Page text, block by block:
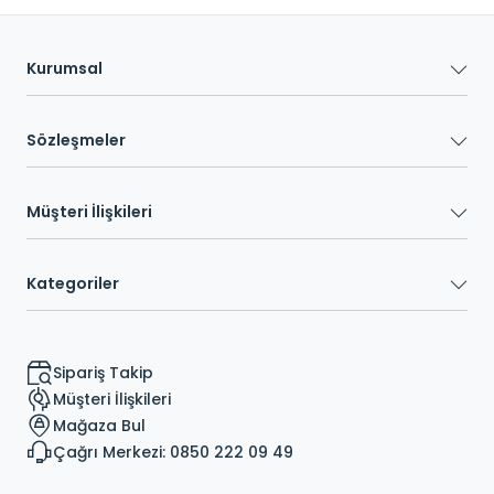
Kurumsal
Sözleşmeler
Müşteri İlişkileri
Kategoriler
Sipariş Takip
Müşteri İlişkileri
Mağaza Bul
Çağrı Merkezi: 0850 222 09 49